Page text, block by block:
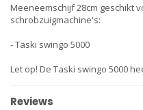
Meeneemschijf 28cm geschikt
schrobzuigmachine's:
- Taski swingo 5000
Let op! De Taski swingo 5000
Reviews